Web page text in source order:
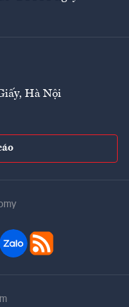
Hà Nội